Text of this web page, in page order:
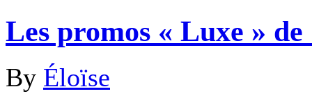
Les promos « Luxe »
By Éloïse